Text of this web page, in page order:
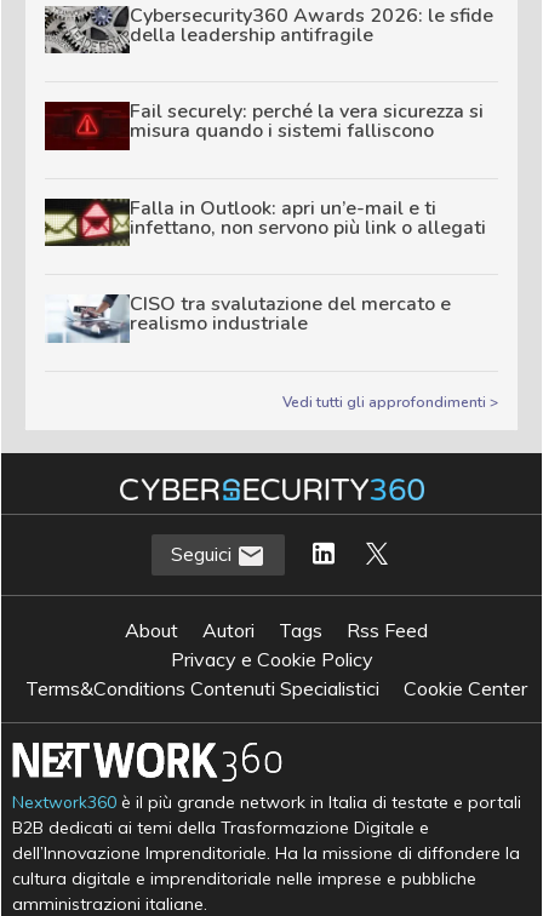
Cybersecurity360 Awards 2026: le sfide
della leadership antifragile
Fail securely: perché la vera sicurezza si
misura quando i sistemi falliscono
Falla in Outlook: apri un’e-mail e ti
infettano, non servono più link o allegati
CISO tra svalutazione del mercato e
realismo industriale
Vedi tutti gli approfondimenti >
Seguici
About Autori Tags
Rss Feed
Privacy e Cookie Policy
Terms&Conditions Contenuti Specialistici
Cookie Center
Nextwork360 è il più grande network in Italia di testate e portali
B2B dedicati ai temi della Trasformazione Digitale e
dell’Innovazione Imprenditoriale. Ha la missione di diffondere la
cultura digitale e imprenditoriale nelle imprese e pubbliche
amministrazioni italiane.